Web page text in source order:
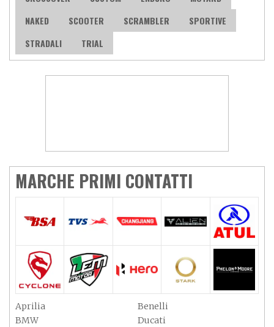
NAKED
SCOOTER SCRAMBLER
SPORTIVE
STRADALI
TRIAL
MARCHE PRIMI CONTATTI
Aprilia
Benelli
BMW
Ducati